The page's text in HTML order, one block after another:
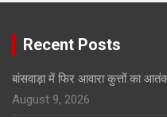
Recent Posts
बांसवाड़ा में फिर आवारा कुत्तों का
August 9, 2026